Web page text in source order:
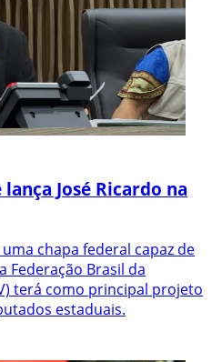
José Ricardo na
chapa federal capaz de
Federação Brasil da
terá como principal projeto
estaduais.